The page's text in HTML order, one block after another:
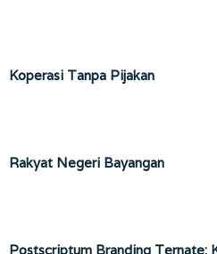
Koperasi Tanpa Pijakan
Rakyat Negeri Bayangan
Postscriptum Branding Ternate: